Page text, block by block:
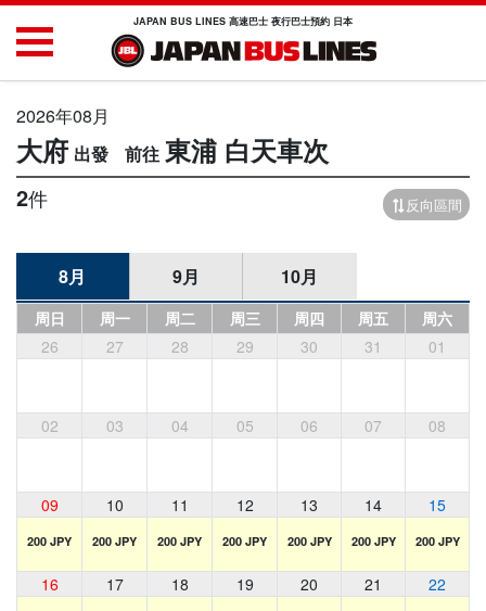
JAPAN BUS LINES 高速巴士 夜行巴士預約 日本
2026年08月
大府 東浦 白天車次
2件 反向區間
8月 9月 10月
周日 周一 周二 周三 周四 周五
周六
26
27 28 29 30 31 01
02 03 04 05 06 07 08
09 10 11 12 13 14 15
200 JPY 200 JPY 200 JPY 200 JPY 200 JPY 200 JPY 200 JPY
16 17 18 19 20 21 22